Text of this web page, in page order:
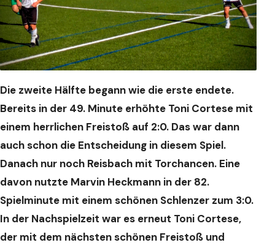
Die zweite Hälfte begann wie die erste endete.
Bereits in der 49. Minute erhöhte Toni Cortese mit
einem herrlichen Freistoß auf 2:0. Das war dann
auch schon die Entscheidung in diesem Spiel.
Danach nur noch Reisbach mit Torchancen. Eine
davon nutzte Marvin Heckmann in der 82.
Spielminute mit einem schönen Schlenzer zum 3:0.
In der Nachspielzeit war es erneut Toni Cortese,
der mit dem nächsten schönen Freistoß und